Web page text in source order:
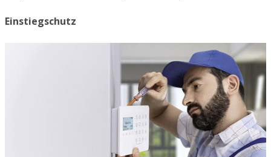
Einstiegschutz